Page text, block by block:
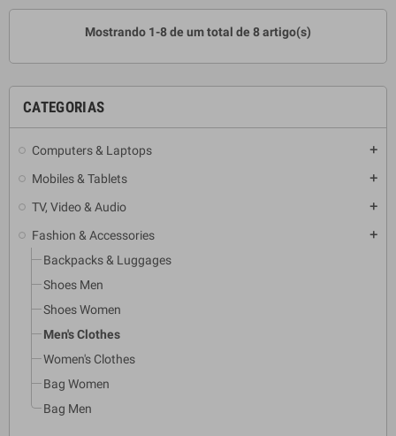
CATEGORIAS
Computers & Laptops add
Mobiles & Tablets add
TV, Video & Audio add
Fashion & Accessories add
Backpacks & Luggages
Shoes Men
Shoes Women
Men's Clothes
Women's Clothes
Bag Women
Bag Men
Mostrando 1-8 de um total de 8 artigo(s)